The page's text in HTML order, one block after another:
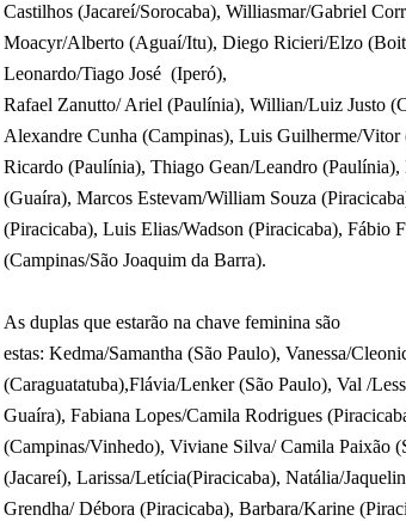
Castilhos (Jacareí/Sorocaba), Williasmar/Gabriel
Moacyr/Alberto (Aguaí/Itu), Diego Ricieri/Elzo
Leonardo/Tiago José (Iperó),
Rafael Zanutto/ Ariel (Paulínia), Willian/Luiz Justo
Alexandre Cunha (Campinas), Luis Guilherme/
Ricardo (Paulínia), Thiago Gean/Leandro
(Guaíra), Marcos Estevam/William Souza
(Piracicaba), Luis Elias/Wadson (Piracicaba), Fábio
(Campinas/São Joaquim da Barra).
As duplas que estarão na chave feminina são
estas: Kedma/Samantha (São Paulo), Vanessa/
(Caraguatatuba),Flávia/Lenker (São Paulo), Val /
Guaíra), Fabiana Lopes/Camila Rodrigues
(Campinas/Vinhedo), Viviane Silva/ Camila Paixão
(Jacareí), Larissa/Letícia(Piracicaba), Natália/
Grendha/ Débora (Piracicaba), Barbara/Karine